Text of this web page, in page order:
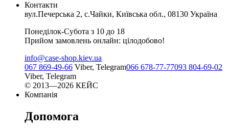
Контакти
вул.Печерська 2, с.Чайки, Київська обл., 08130 Україна
Понеділок-Субота з 10 до 18
Прийом замовлень онлайн: цілодобово!
info@case-shop.kiev.ua
067 869-49-66 Viber, Telegram066 678-77-77093 804-69-02
Viber, Telegram
© 2013—2026 КЕЙС
Компанія
Допомога